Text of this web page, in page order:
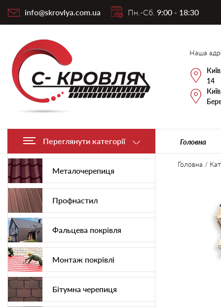
info@skrovlya.com.ua Пн.-Сб. 9:00 - 18:30
Наша
14
Переглянути категорії Головна
Металочерепиця
Профнастил
Фальцева покрівля
Монтаж покрівлі
Бітумна черепиця
Головна /